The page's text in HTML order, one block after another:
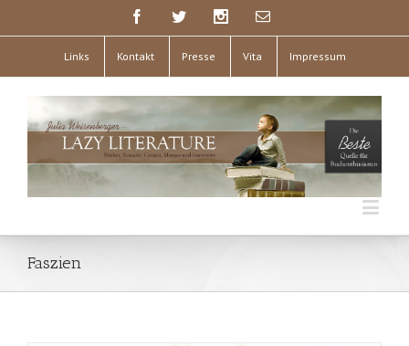
Links Kontakt Presse Vita Impressum
Faszien